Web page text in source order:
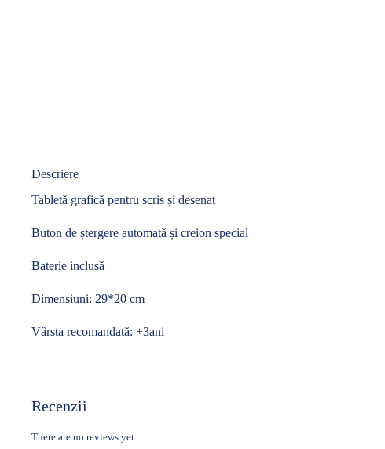
Descriere
Tabletă grafică pentru scris și desenat
Buton de ștergere automată și creion special
Baterie inclusă
Dimensiuni: 29*20 cm
Vârsta recomandată: +3ani
Recenzii
There are no reviews yet